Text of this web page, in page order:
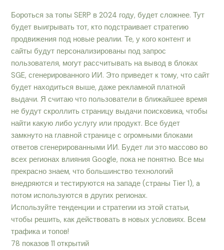
Бороться за топы SERP в 2024 году, будет сложнее. Тут
будет выигрывать тот, кто подстраивает стратегию
продвижения под новые реалии. Те, у кого контент и
сайты будут персонализированы под запрос
пользователя, могут рассчитывать на вывод в блоках
SGE, сгенерированного ИИ. Это приведет к тому, что сайт
будет находиться выше, даже рекламной платной
выдачи. Я считаю что пользователи в ближайшее время
не будут скроллить страницу выдачи поисковика, чтобы
найти какую либо услугу или продукт. Все будет
замкнуто на главной странице с огромными блоками
ответов сгенерированными ИИ. Будет ли это массово во
всех регионах влияния Google, пока не понятно. Все мы
прекрасно знаем, что большинство технологий
внедряются и тестируются на западе (страны Tier 1), a
потом используются в других регионах.
Используйте тенденции и стратегии из этой статьи,
чтобы решить, как действовать в новых условиях. Всем
трафика и топов!
78 показов 11 открытий